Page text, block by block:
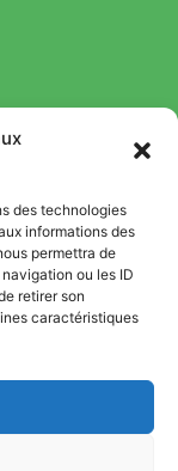
des technologies
informations des
permettra de
ou les ID
retirer son
caractéristiques
Cohen pour
|Bromance
et Sport
Cohen pour